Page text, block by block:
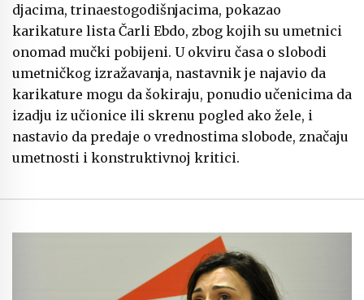
djacima, trinaestogodišnjacima, pokazao
karikature lista Čarli Ebdo, zbog kojih su umetnici
onomad mučki pobijeni. U okviru časa o slobodi
umetničkog izražavanja, nastavnik je najavio da
karikature mogu da šokiraju, ponudio učenicima da
izadju iz učionice ili skrenu pogled ako žele, i
nastavio da predaje o vrednostima slobode, značaju
umetnosti i konstruktivnoj kritici.